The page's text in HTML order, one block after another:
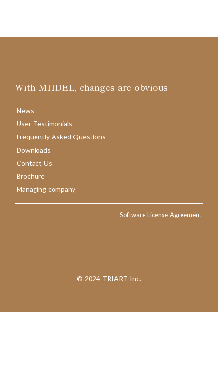
With MIIDEL, changes are obvious
News
User Testimonials
Frequently Asked Questions
Downloads
Contact Us
Brochure
Managing company
Software License Agreement
©︎ 2024 TRIART Inc.